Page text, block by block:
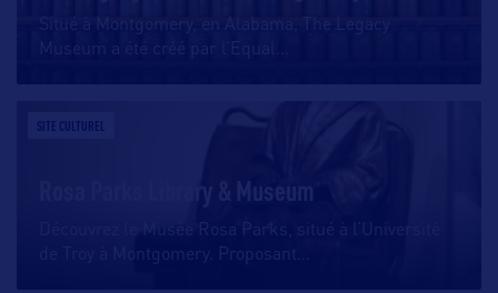
Situé à Montgomery, en Alabama, The Legacy
Museum a été créé par l’Equal
SITE CULTUREL
Rosa Parks Library & Museum
Découvrez le Musée Rosa Parks, situé à l’Université
de Troy à Montgomery. Proposant